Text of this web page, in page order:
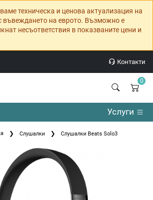
техническа и ценова актуализация на
въвеждането на еврото. Възможно е
несъответствия в показваните цени и
Контакти
0
Услуги
Слушалки Слушалки Beats Solo3